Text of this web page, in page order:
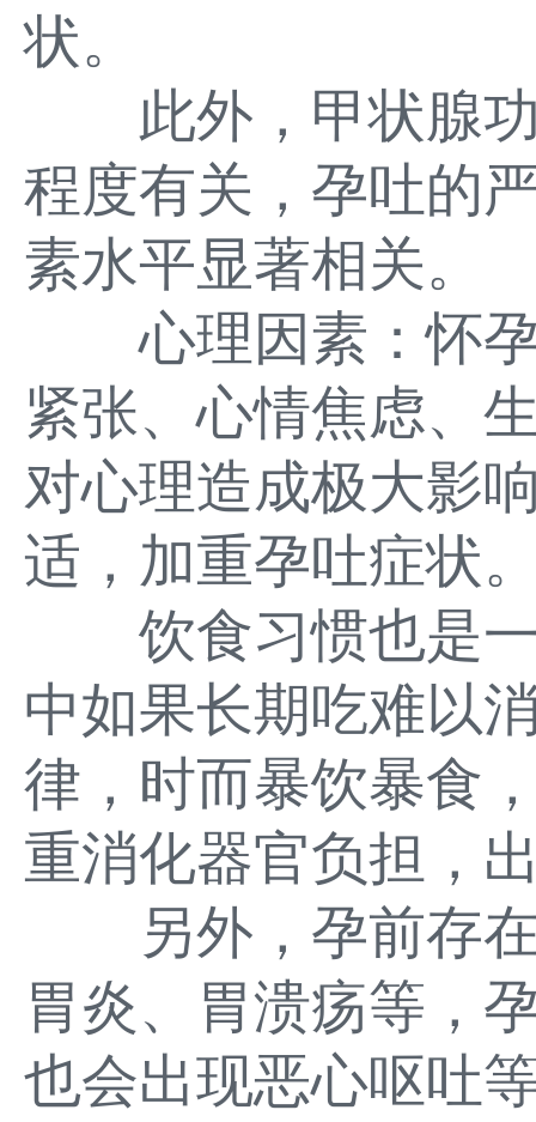
状。
此外，甲状腺功
程度有关，孕吐的
素水平显著相关。
心理因素：怀孕
紧张、心情焦虑、
对心理造成极大影
适，加重孕吐症状
饮食习惯也是一
中如果长期吃难以
律，时而暴饮暴食
重消化器官负担，
另外，孕前存在
胃炎、胃溃疡等，
也会出现恶心呕吐